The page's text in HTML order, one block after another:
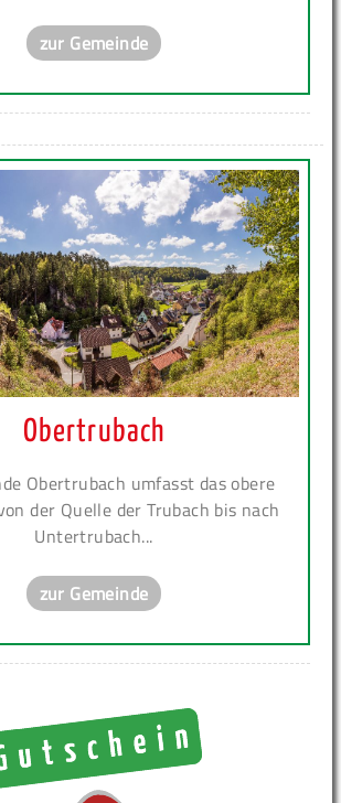
zur Gemeinde
Obertrubach
Obertrubach umfasst das obere
der Quelle der Trubach bis nach
Untertrubach...
zur Gemeinde